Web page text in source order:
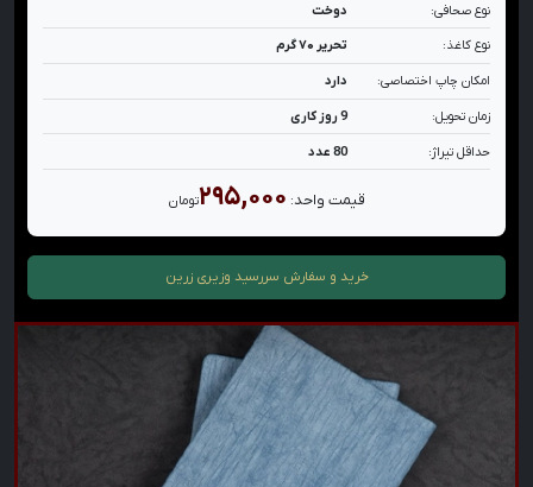
نوع صحافی: دوخت
نوع کاغذ: تحریر ۷۰ گرم
امکان چاپ اختصاصی: دارد
زمان تحویل: 9 روز کاری
حداقل تیراژ: 80 عدد
قیمت واحد: ۲۹۵,۰۰۰تومان
خرید و سفارش سررسید وزیری زرین